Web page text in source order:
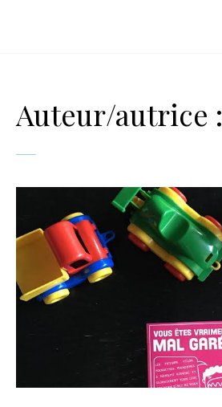
Auteur/autrice :